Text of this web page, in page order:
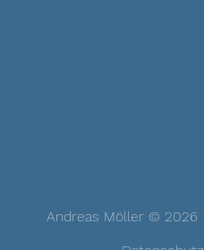
Andreas Möller © 2026